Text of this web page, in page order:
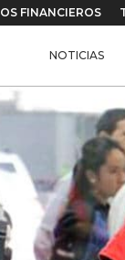
FINANCIEROS
NOTICIAS